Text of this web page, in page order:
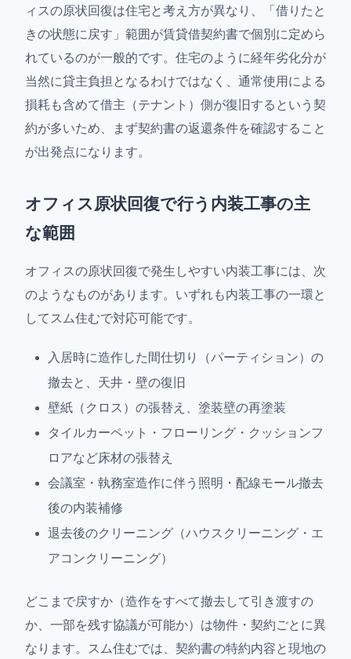
ィスの原状回復は住宅と考え方が異なり、「借りたと
きの状態に戻す」範囲が賃貸借契約書で個別に定めら
れているのが一般的です。住宅のように経年劣化分が
当然に貸主負担となるわけではなく、通常使用による
損耗も含めて借主（テナント）側が復旧するという契
約が多いため、まず契約書の返還条件を確認すること
が出発点になります。
オフィス原状回復で行う内装工事の主
な範囲
オフィスの原状回復で発生しやすい内装工事には、次
のようなものがあります。いずれも内装工事の一環と
してスム住むで対応可能です。
入居時に造作した間仕切り（パーティション）の
撤去と、天井・壁の復旧
壁紙（クロス）の張替え、塗装壁の再塗装
タイルカーペット・フローリング・クッションフ
ロアなど床材の張替え
会議室・執務室造作に伴う照明・配線モール撤去
後の内装補修
退去後のクリーニング（ハウスクリーニング・エ
アコンクリーニング）
どこまで戻すか（造作をすべて撤去して引き渡すの
か、一部を残す協議が可能か）は物件・契約ごとに異
なります。スム住むでは、契約書の特約内容と現地の